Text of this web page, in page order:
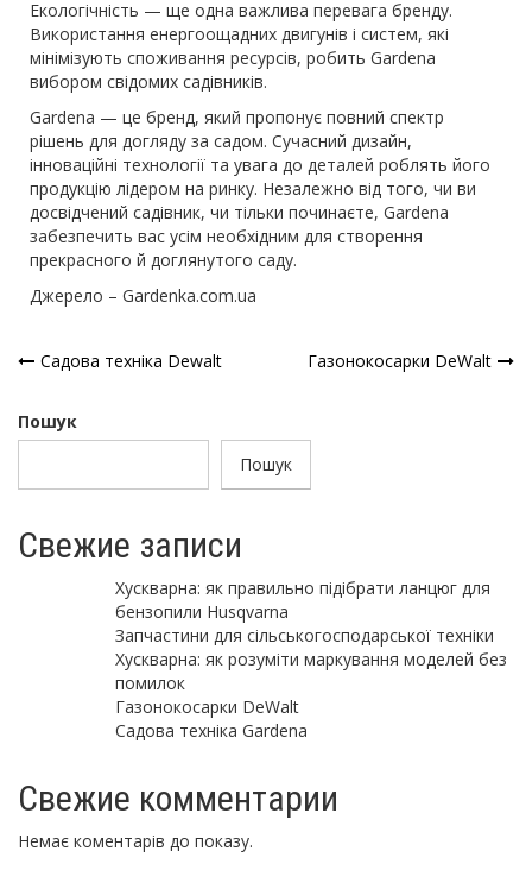
Екологічність — ще одна важлива перевага бренду.
Використання енергоощадних двигунів і систем, які
мінімізують споживання ресурсів, робить Gardena
вибором свідомих садівників.
Gardena — це бренд, який пропонує повний спектр
рішень для догляду за садом. Сучасний дизайн,
інноваційні технології та увага до деталей роблять його
продукцію лідером на ринку. Незалежно від того, чи ви
досвідчений садівник, чи тільки починаєте, Gardena
забезпечить вас усім необхідним для створення
прекрасного й доглянутого саду.
Джерело – Gardenka.com.ua
Навігація
записів
Садова техніка Dewalt Газонокосарки DeWalt
Пошук
Пошук
Свежие записи
Хускварна: як правильно підібрати ланцюг для
бензопили Husqvarna
Запчастини для сільськогосподарської техніки
Хускварна: як розуміти маркування моделей без
помилок
Газонокосарки DeWalt
Садова техніка Gardena
Свежие комментарии
Немає коментарів до показу.